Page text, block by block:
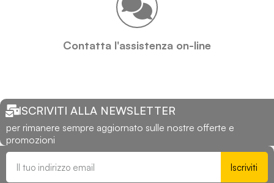
Contatta l'assistenza on-line
ISCRIVITI ALLA NEWSLETTER
per rimanere sempre aggiornato sulle nostre offerte e
promozioni
Iscriviti